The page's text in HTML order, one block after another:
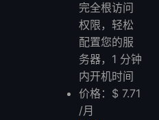
完全根访问
权限，轻松
配置您的服
务器，1 分钟
内开机时间
价格：$ 7.71
/月